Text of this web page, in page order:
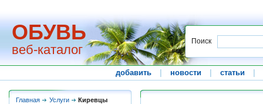
ОБУВЬ
веб-каталог
Поиск
добавить новости статьи
Главная Услуги Киревцы